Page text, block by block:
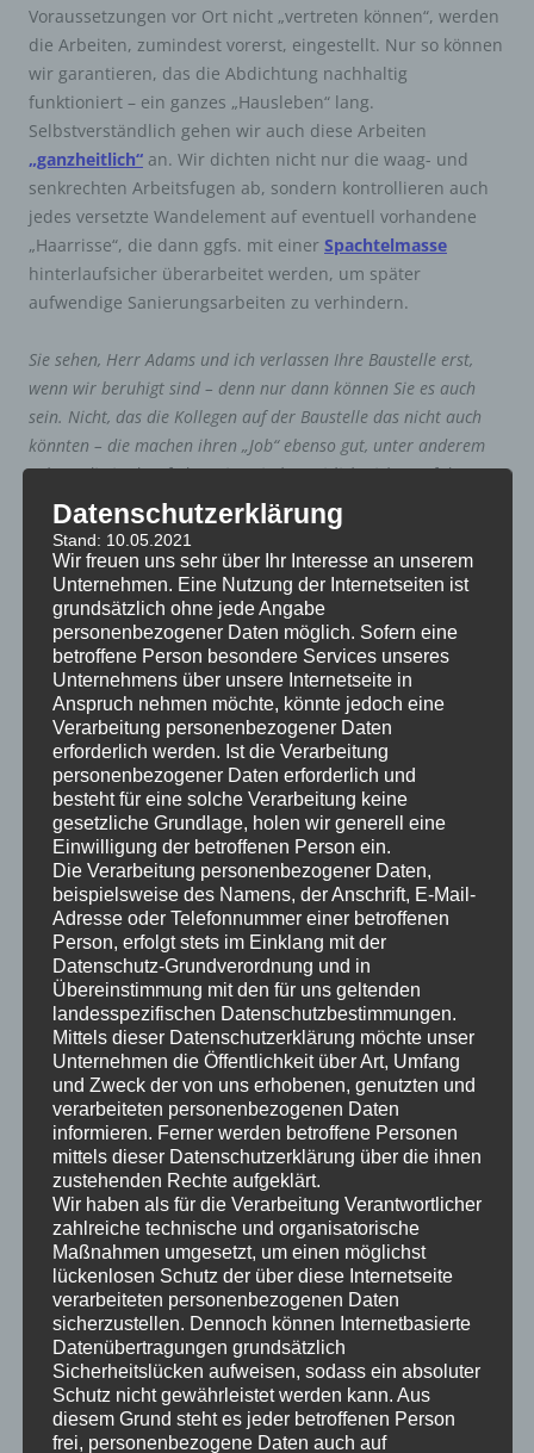
Voraussetzungen vor Ort nicht „vertreten können“, werden
die Arbeiten, zumindest vorerst, eingestellt. Nur so können
wir garantieren, das die Abdichtung nachhaltig
funktioniert – ein ganzes „Hausleben“ lang.
Selbstverständlich gehen wir auch diese Arbeiten
„ganzheitlich“ an. Wir dichten nicht nur die waag- und
senkrechten Arbeitsfugen ab, sondern kontrollieren auch
jedes versetzte Wandelement auf eventuell vorhandene
„Haarrisse“, die dann ggfs. mit einer Spachtelmasse
hinterlaufsicher überarbeitet werden, um später
aufwendige Sanierungsarbeiten zu verhindern.
Sie sehen, Herr Adams und ich verlassen Ihre Baustelle erst,
wenn wir beruhigt sind – denn nur dann können Sie es auch
sein. Nicht, das die Kollegen auf der Baustelle das nicht auch
könnten – die machen ihren „Job“ ebenso gut, unter anderem
achten die ja drauf, das mir zwischenzeitlich nichts auf den
Kopf fällt (Dankeschön an der Stelle!
). Aber wir kümmern
uns um das dichte, also trockene Bauwerk – da haben wir
sozusagen den Blick für´s „Elementare“. So lernen auch wir
immer weiter dazu – wie sich das gehört. Mit einer Menge
toller Erkenntnisse ging´s also Ende der Woche wieder in die
Heimat. Neben dem Spaß an der Arbeit „schwang“ diesmal
auch die Freude mit, gerade hier helfen zu können – dachte ich
doch bisher, die Region wäre in Bezug auf „Dichte Bauwerke“
wunschlos glücklich. Wie auch immer, unser Auftraggeber wird
seinen Grund gehabt haben, Adams & Blick zu rufen und nicht
„Hinz + Kunz“ (oder wie die heissen…). In diesem Sinne freuen
wir uns über das entgegengebrachte Vertrauen und stehen
auch künftig gerne zur Verfügung – garantiert!
Besten Gruß aus Daun
Wolfgang Blick
Teilen mit:
Gefällt mir:
Datenschutzerklärung
Stand: 10.05.2021
Wir freuen uns sehr über Ihr Interesse an unserem
Unternehmen. Eine Nutzung der Internetseiten ist
grundsätzlich ohne jede Angabe
personenbezogener Daten möglich. Sofern eine
betroffene Person besondere Services unseres
Unternehmens über unsere Internetseite in
Anspruch nehmen möchte, könnte jedoch eine
Verarbeitung personenbezogener Daten
erforderlich werden. Ist die Verarbeitung
personenbezogener Daten erforderlich und
besteht für eine solche Verarbeitung keine
gesetzliche Grundlage, holen wir generell eine
Einwilligung der betroffenen Person ein.
Die Verarbeitung personenbezogener Daten,
beispielsweise des Namens, der Anschrift, E-Mail-
Adresse oder Telefonnummer einer betroffenen
Person, erfolgt stets im Einklang mit der
Datenschutz-Grundverordnung und in
Übereinstimmung mit den für uns geltenden
landesspezifischen Datenschutzbestimmungen.
Mittels dieser Datenschutzerklärung möchte unser
Unternehmen die Öffentlichkeit über Art, Umfang
und Zweck der von uns erhobenen, genutzten und
verarbeiteten personenbezogenen Daten
informieren. Ferner werden betroffene Personen
mittels dieser Datenschutzerklärung über die ihnen
zustehenden Rechte aufgeklärt.
Wir haben als für die Verarbeitung Verantwortlicher
zahlreiche technische und organisatorische
Maßnahmen umgesetzt, um einen möglichst
lückenlosen Schutz der über diese Internetseite
verarbeiteten personenbezogenen Daten
sicherzustellen. Dennoch können Internetbasierte
Datenübertragungen grundsätzlich
Sicherheitslücken aufweisen, sodass ein absoluter
Schutz nicht gewährleistet werden kann. Aus
diesem Grund steht es jeder betroffenen Person
frei, personenbezogene Daten auch auf